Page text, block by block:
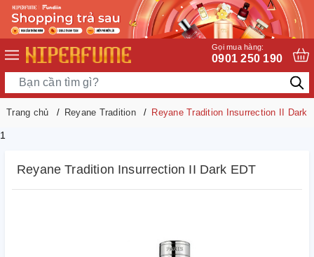
Gọi mua hàng:
0901 250 190
Trang chủ Reyane Tradition Reyane Tradition Insurrection II Dark
1
Reyane Tradition Insurrection II Dark EDT